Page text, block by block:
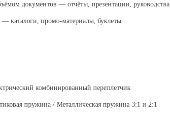
документов — отчёты, презентации, руководства
— каталоги, промо-материалы, буклеты
комбинированный переплетчик
пружина / Металлическая пружина 3:1 и 2:1